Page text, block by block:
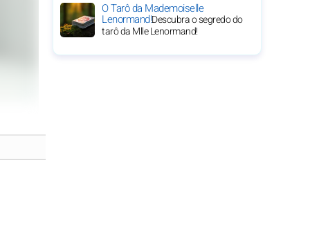
O Tarô da Mademoiselle
Lenormand!Descubra o segredo do
tarô da Mlle Lenormand!